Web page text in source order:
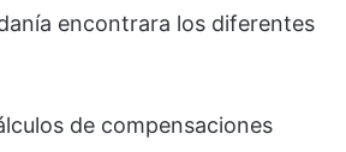
encontrara los diferentes
de compensaciones